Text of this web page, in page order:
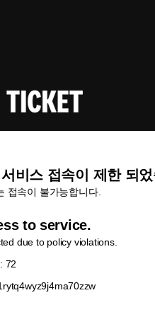
비스 접속이 제한 되
접속이 불가능합니다.
to service.
due to policy violations.
72